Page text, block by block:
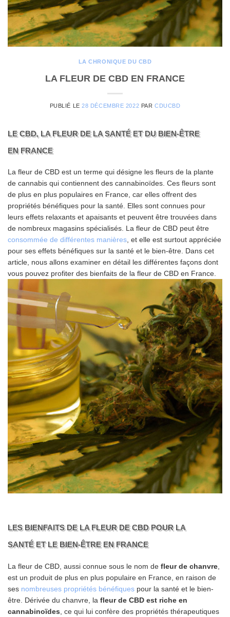
LA CHRONIQUE DU CBD
LA FLEUR DE CBD EN FRANCE
PUBLIÉ LE28 DÉCEMBRE 2022 PAR CDUCBD
LE CBD, LA FLEUR DE LA SANTÉ ET DU BIEN-ÊTRE
EN FRANCE
La fleur de CBD est un terme qui désigne les fleurs de la plante
de cannabis qui contiennent des cannabinoïdes. Ces fleurs sont
de plus en plus populaires en France, car elles offrent des
propriétés bénéfiques pour la santé. Elles sont connues pour
leurs effets relaxants et apaisants et peuvent être trouvées dans
de nombreux magasins spécialisés. La fleur de CBD peut être
consommée de différentes manières , et elle est surtout appréciée
pour ses effets bénéfiques sur la santé et le bien-être. Dans cet
article, nous allons examiner en détail les différentes façons dont
vous pouvez profiter des bienfaits de la fleur de CBD en France.
LES BIENFAITS DE LA FLEUR DE CBD POUR LA
SANTÉ ET LE BIEN-ÊTRE EN FRANCE
La fleur de CBD, aussi connue sous le nom de fleur de chanvre
est un produit de plus en plus populaire en France, en raison de
ses nombreuses propriétés bénéfiques pour la santé et le bien-
être. Dérivée du chanvre, la fleur de CBD est riche en
cannabinoïdes , ce qui lui confère des propriétés thérapeutiques